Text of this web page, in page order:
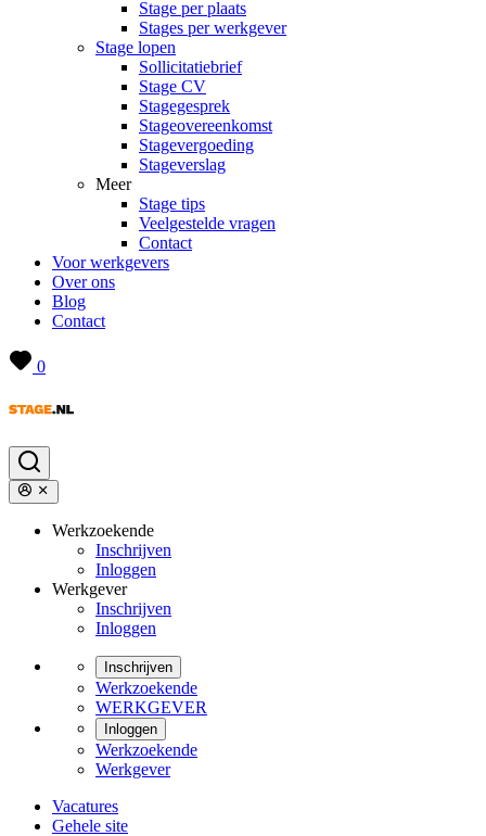
Stage per plaats
Stages per werkgever
Stage lopen
Sollicitatiebrief
Stage CV
Stagegesprek
Stageovereenkomst
Stagevergoeding
Stageverslag
Meer
Stage tips
Veelgestelde vragen
Contact
Voor werkgevers
Over ons
Blog
Contact
0
Werkzoekende
Inschrijven
Inloggen
Werkgever
Inschrijven
Inloggen
Inschrijven
Werkzoekende
WERKGEVER
Inloggen
Werkzoekende
Werkgever
Vacatures
Gehele site